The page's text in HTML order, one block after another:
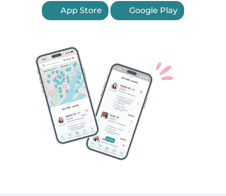
App Store Google Play